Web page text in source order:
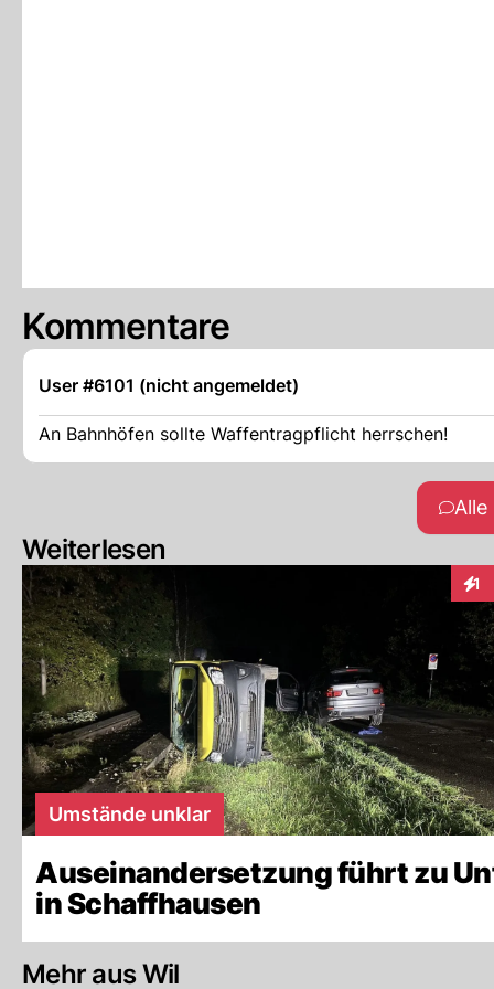
Kommentare
User #6101 (nicht angemeldet)
An Bahnhöfen sollte Waffentragpflicht herrschen!
Weiterlesen
1
Umstände unklar
Auseinandersetzung führt zu
in Schaffhausen
Mehr aus Wil